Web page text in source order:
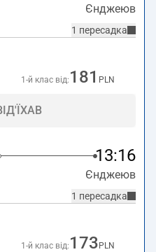
Єнджеюв
1 пересадка
1-й клас від: 181 PLN
13:16
Єнджеюв
1 пересадка
1-й клас від: 173 PLN